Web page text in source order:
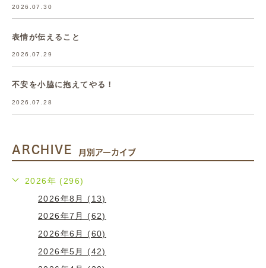
2026.07.30
表情が伝えること
2026.07.29
不安を小脇に抱えてやる！
2026.07.28
ARCHIVE 月別アーカイブ
2026年 (296)
2026年8月 (13)
2026年7月 (62)
2026年6月 (60)
2026年5月 (42)